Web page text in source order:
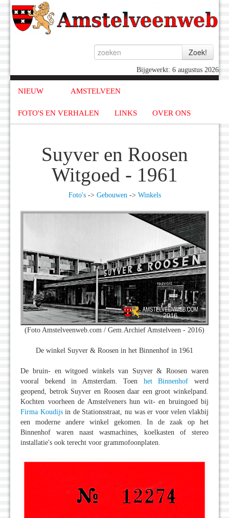
Bijgewerkt: 6 augustus 2026
NIEUW AMSTELVEEN
FOTO'S EN VERHALEN LINKS OVER ONS
Suyver en Roosen
Witgoed - 1961
Foto's-> Gebouwen-> Winkels
(Foto Amstelveenweb.com / Gem.Archief Amstelveen - 2016)
De winkel Suyver & Roosen in het Binnenhof in 1961
De bruin- en witgoed winkels van Suyver & Roosen waren
vooral bekend in Amsterdam. Toen het Binnenhof werd
geopend, betrok Suyver en Roosen daar een groot winkelpand.
Kochten voorheen de Amstelveners hun wit- en bruingoed bij
Firma Koudijsin de Stationsstraat, nu was er voor velen vlakbij
een moderne andere winkel gekomen. In de zaak op het
Binnenhof waren naast wasmachines, koelkasten of stereo
installatie's ook terecht voor grammofoonplaten.